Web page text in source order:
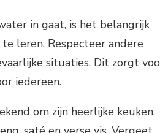
in gaat, is het belangrijk
leren. Respecteer andere
situaties. Dit zorgt
iedereen.
om zijn heerlijke keuken.